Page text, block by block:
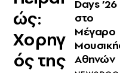
ώς:
Χορηγ
ός της
Days ’26
στο
Μέγαρο
Αθηνών